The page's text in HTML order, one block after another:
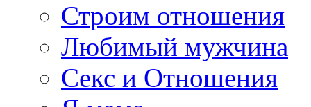
Строим отношения
Любимый мужчина
Секс и Отношения